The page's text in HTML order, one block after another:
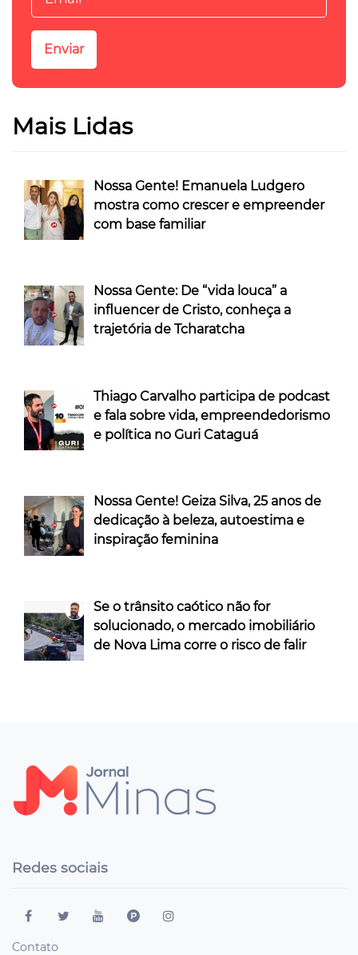
Mais Lidas
Nossa Gente! Emanuela Ludgero
mostra como crescer e empreender
com base familiar
Nossa Gente: De “vida louca” a
influencer de Cristo, conheça a
trajetória de Tcharatcha
Thiago Carvalho participa de podcast
e fala sobre vida, empreendedorismo
e política no Guri Cataguá
Nossa Gente! Geiza Silva, 25 anos de
dedicação à beleza, autoestima e
inspiração feminina
Se o trânsito caótico não for
solucionado, o mercado imobiliário
de Nova Lima corre o risco de falir
Redes sociais
Contato